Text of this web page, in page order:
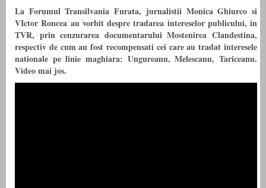
La Forumul Transilvania Furata, jurnalistii Monica Ghiurco si
VIctor Roncea au vorbit despre tradarea intereselor publicului, in
TVR, prin cenzurarea documentarului Mostenirea Clandestina,
respectiv de cum au fost recompensati cei care au tradat interesele
nationale pe linie maghiara: Ungureanu, Melescanu, Tariceanu.
Video mai jos.